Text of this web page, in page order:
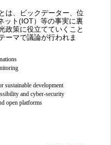
は、ビックデーター、位
ット(IOT）等の事実に裏
政策に役立てていくこと
ーマで議論が行われま
sustainable development
and cyber-security
open platforms